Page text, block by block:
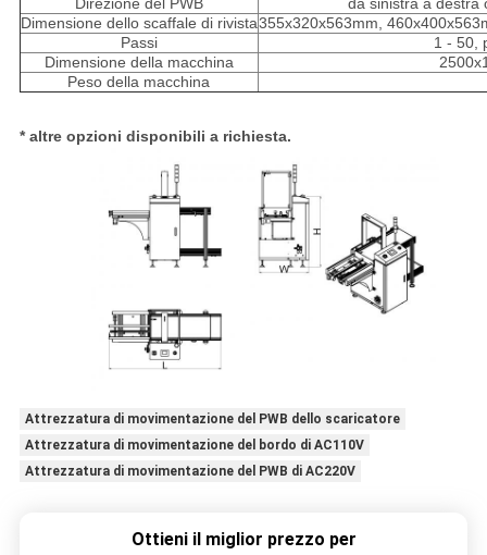
Direzione del PWB
da sinistra a destra
Dimensione dello scaffale di rivista355x320x563mm,
Passi
1 - 50,
Dimensione della macchina
Peso della macchina
* altre opzioni disponibili a richiesta.
Attrezzatura di movimentazione del PWB dello scaricatore
Attrezzatura di movimentazione del bordo di AC110V
Attrezzatura di movimentazione del PWB di AC220V
Ottieni il miglior prezzo per